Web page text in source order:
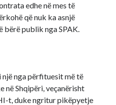
edhe në mes të
që nuk ka asnjë
bërë publik nga SPAK.
një nga përfituesit më të
në Shqipëri, veçanërisht
t, duke ngritur pikëpyetje